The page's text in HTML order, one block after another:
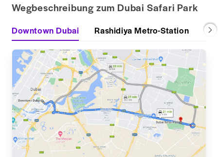
Wegbeschreibung zum Dubai Safari Park
Downtown Dubai Rashidiya Metro-Station